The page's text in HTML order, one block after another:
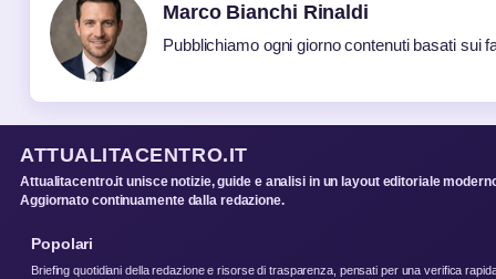
Marco Bianchi Rinaldi
Pubblichiamo ogni giorno contenuti basati sui
ATTUALITACENTRO.IT
Attualitacentro.it unisce notizie, guide e analisi in un layout editoriale
Aggiornato continuamente dalla redazione.
Popolari
Briefing quotidiani della redazione e risorse di trasparenza, pensati per una verifica